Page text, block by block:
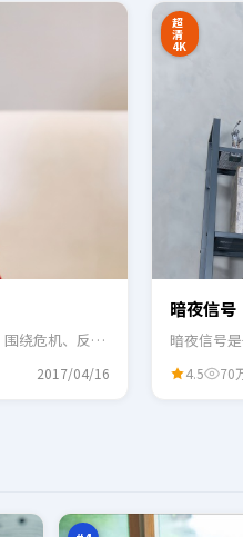
绕危机、反转
2017/04/16
超
清
4K
暗夜信号
暗夜信号
4.5 70